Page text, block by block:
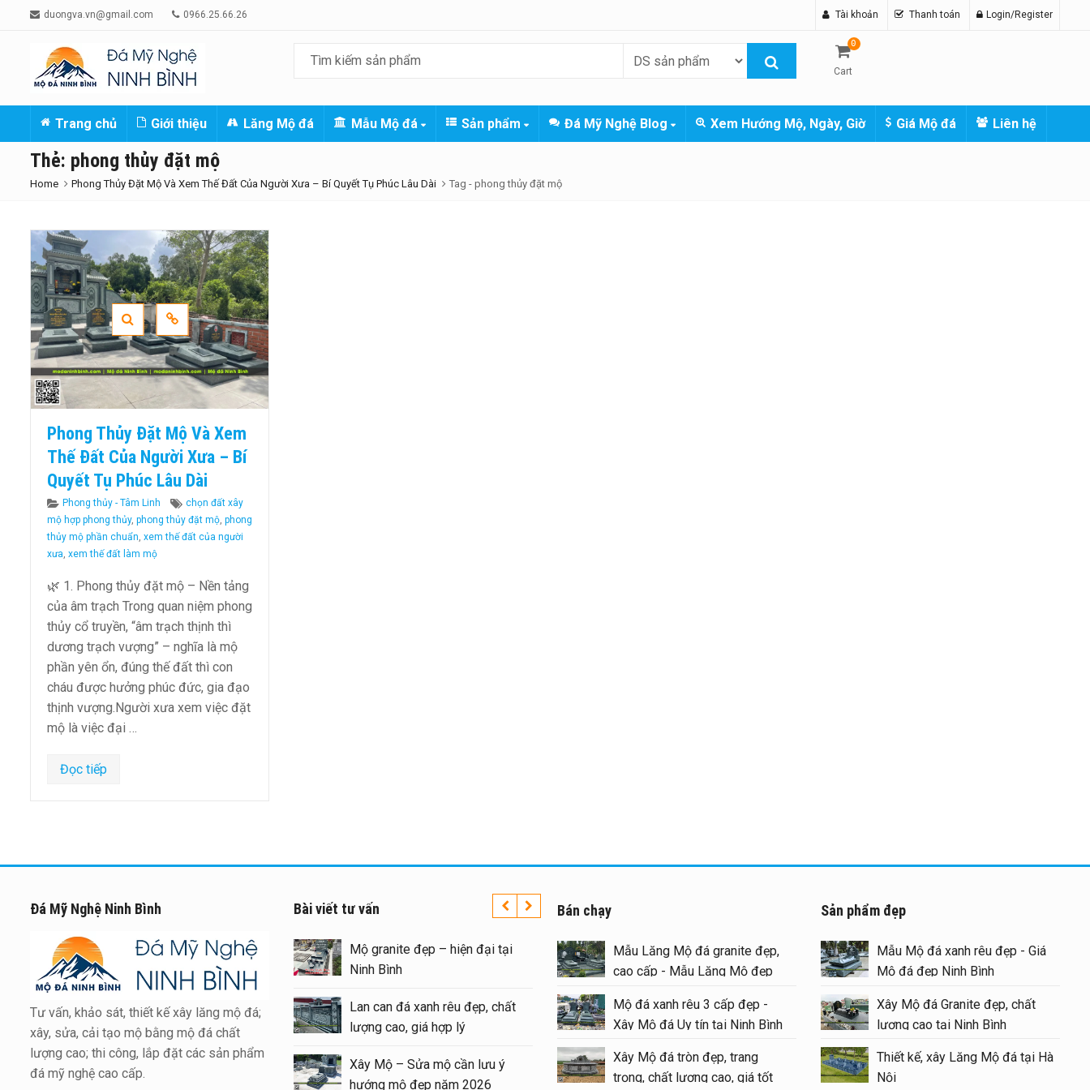
duongva.vn@gmail.com 0966.25.66.26 Tài khoản Thanh toán Login/Register
0
Cart
Trang chủ Giới thiệu Lăng Mộ đá Mẫu Mộ đá Sản phẩm Đá Mỹ Nghệ Blog Xem Hướng Mộ, Ngày, Giờ Giá Mộ đá Liên hệ
Thẻ: phong thủy đặt mộ
Home Phong Thủy Đặt Mộ Và Xem Thế Đất Của Người Xưa – Bí Quyết Tụ Phúc Lâu Dài Tag - phong thủy đặt mộ
Phong Thủy Đặt Mộ Và Xem
Thế Đất Của Người Xưa – Bí
Quyết Tụ Phúc Lâu Dài
Categories
Phong thủy - Tâm Linh Tags
chọn đất xây
mộ hợp phong thủy, phong thủy đặt mộ, phong
thủy mộ phần chuẩn, xem thế đất của người
xưa, xem thế đất làm mộ
🌿 1. Phong thủy đặt mộ – Nền tảng
của âm trạch Trong quan niệm phong
thủy cổ truyền, “âm trạch thịnh thì
dương trạch vượng” – nghĩa là mộ
phần yên ổn, đúng thế đất thì con
cháu được hưởng phúc đức, gia đạo
thịnh vượng.Người xưa xem việc đặt
mộ là việc đại …
Đọc tiếp
Đá Mỹ Nghệ Ninh Bình
Tư vấn, khảo sát, thiết kế xây lăng mộ đá;
xây, sửa, cải tạo mộ bằng mộ đá chất
lượng cao; thi công, lắp đặt các sản phẩm
đá mỹ nghệ cao cấp.
Bài viết tư vấn
Xây Lăng Mộ đá uy tín trên
toàn quốc – Đá Mỹ Nghệ Ninh
Bình
Báo giá xây Mộ đá đôi 1 mái
đẹp tại Ninh Bình cuối năm
2026
Mộ granite đẹp – hiện đại tại
Ninh Bình
Lan can đá xanh rêu đẹp, chất
lượng cao, giá hợp lý
Xây Mộ – Sửa mộ cần lưu ý
hướng mộ đẹp năm 2026
Bán chạy
Mẫu Lăng Mộ đá granite đẹp,
cao cấp - Mẫu Lăng Mộ đẹp
Mộ đá xanh rêu 3 cấp đẹp -
Xây Mộ đá Uy tín tại Ninh Bình
Xây Mộ đá tròn đẹp, trang
trọng, chất lượng cao, giá tốt
Sản phẩm đẹp
Mẫu Mộ đá xanh rêu đẹp - Giá
Mộ đá đẹp Ninh Bình
Xây Mộ đá Granite đẹp, chất
lượng cao tại Ninh Bình
Thiết kế, xây Lăng Mộ đá tại Hà
Nội